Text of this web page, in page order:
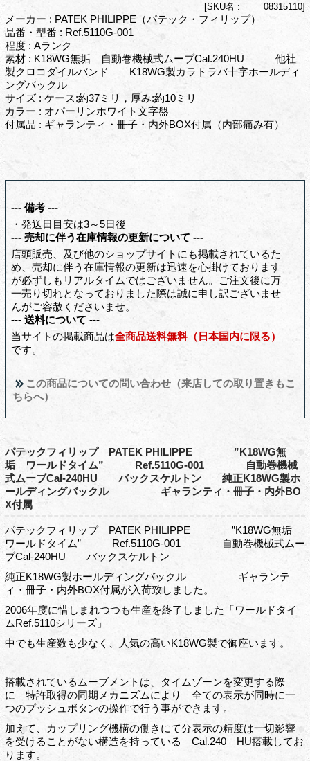
[SKU名 : 08315110]
メーカー : PATEK PHILIPPE（パテック・フィリップ）
品番・型番 : Ref.5110G-001
程度 : Aランク
素材 : K18WG無垢 自動巻機械式ムーブCal.240HU 他社
製クロコダイルバンド K18WG製カラトラバ十字ホールディ
ングバックル
サイズ : ケース:約37ミリ，厚み:約10ミリ
カラー : オパーリンホワイト文字盤
付属品 : ギャランティ・冊子・内外BOX付属（内部痛み有）
--- 備考 ---
・発送日目安は3～5日後
--- 売却に伴う在庫情報の更新について ---
店頭販売、及び他のショップサイトにも掲載されているた
め、売却に伴う在庫情報の更新は迅速を心掛けております
が必ずしもリアルタイムではございません。ご注文後に万
一売り切れとなっておりました際は誠に申し訳ございませ
んがご容赦くださいませ。
--- 送料について ---
当サイトの掲載商品は全商品送料無料（日本国内に限る）
です。
この商品についての問い合わせ（来店しての取り置きもこ
ちらへ）
パテックフィリップ PATEK PHILIPPE ”K18WG無
垢 ワールドタイム” Ref.5110G-001 自動巻機械
式ムーブCal-240HU バックスケルトン 純正K18WG製ホ
ールディングバックル ギャランティ・冊子・内外BO
X付属
パテックフィリップ PATEK PHILIPPE ”K18WG無垢
ワールドタイム” Ref.5110G-001 自動巻機械式ムー
ブCal-240HU バックスケルトン
純正K18WG製ホールディングバックル ギャランテ
ィ・冊子・内外BOX付属が入荷致しました。
2006年度に惜しまれつつも生産を終了しました「ワールドタイ
ムRef.5110シリーズ」
中でも生産数も少なく、人気の高いK18WG製で御座います。
搭載されているムーブメントは、タイムゾーンを変更する際
に 特許取得の同期メカニズムにより 全ての表示が同時に一
つのプッシュボタンの操作で行う事ができます。
加えて、カップリング機構の働きにて分表示の精度は一切影響
を受けることがない構造を持っている Cal.240 HU搭載してお
ります。